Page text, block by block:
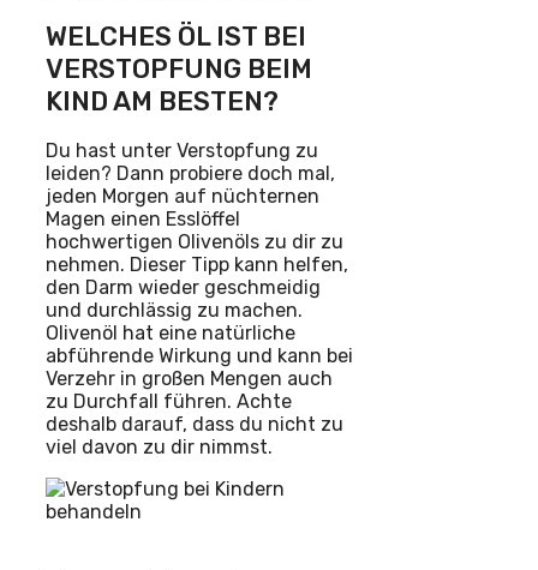
WELCHES ÖL IST BEI
VERSTOPFUNG BEIM
KIND AM BESTEN?
Du hast unter Verstopfung zu
leiden? Dann probiere doch mal,
jeden Morgen auf nüchternen
Magen einen Esslöffel
hochwertigen Olivenöls zu dir zu
nehmen. Dieser Tipp kann helfen,
den Darm wieder geschmeidig
und durchlässig zu machen.
Olivenöl hat eine natürliche
abführende Wirkung und kann bei
Verzehr in großen Mengen auch
zu Durchfall führen. Achte
deshalb darauf, dass du nicht zu
viel davon zu dir nimmst.